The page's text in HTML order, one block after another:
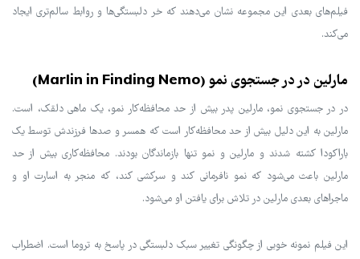
فیلم‌های بعدی این مجموعه نشان می‌دهند که خر دلبستگی‌ها و روابط سالم‌تری ایجاد
می‌کند.
مارلین در در جستجوی نمو (Marlin in Finding Nemo)
در در جستجوی نمو، مارلین پدر بیش از حد محافظه‌کار نمو، یک ماهی دلقک، است.
مارلین به این دلیل بیش از حد محافظه‌کار است که همسر و صدها فرزندش توسط یک
باراکودا کشته شدند و مارلین و نمو تنها بازماندگان بودند. محافظه‌کاری بیش از حد
مارلین باعث می‌شود که نمو نافرمانی کند و سرکشی کند، که منجر به اسارت او و
ماجراهای بعدی مارلین در تلاش برای یافتن او می‌شود.
این فیلم نمونه خوبی از چگونگی تغییر سبک دلبستگی در پاسخ به تروما است. اضطراب